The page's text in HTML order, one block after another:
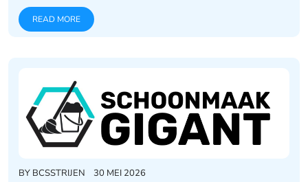
READ MORE
BY BCSSTRIJEN 30 MEI 2026